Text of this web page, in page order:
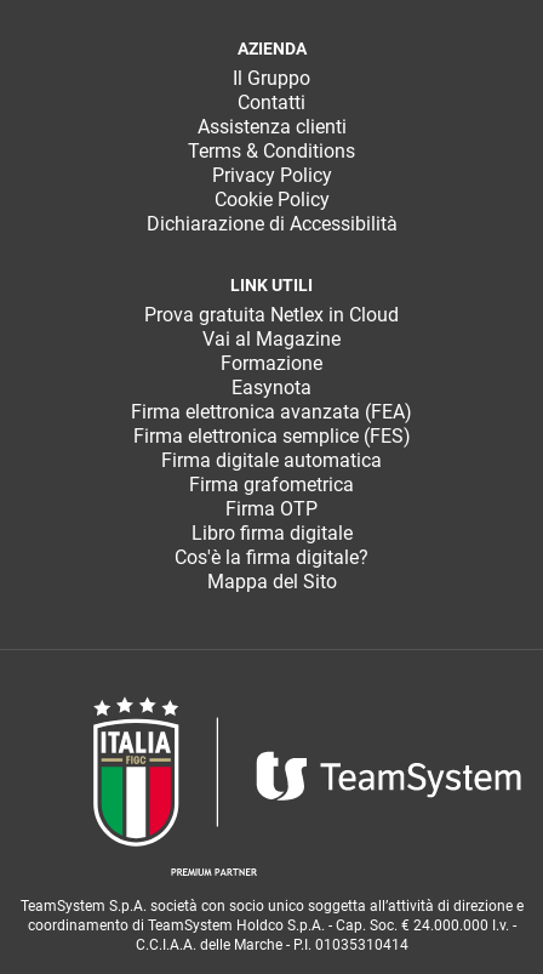
AZIENDA
Il Gruppo
Contatti
Assistenza clienti
Terms & Conditions
Privacy Policy
Cookie Policy
Dichiarazione di Accessibilità
LINK UTILI
Prova gratuita Netlex in Cloud
Vai al Magazine
Formazione
Easynota
Firma elettronica avanzata (FEA)
Firma elettronica semplice (FES)
Firma digitale automatica
Firma grafometrica
Firma OTP
Libro firma digitale
Cos'è la firma digitale?
Mappa del Sito
TeamSystem S.p.A. società con socio unico soggetta all’attività di direzione e
coordinamento di TeamSystem Holdco S.p.A. - Cap. Soc. € 24.000.000 I.v. -
C.C.I.A.A. delle Marche - P.I. 01035310414